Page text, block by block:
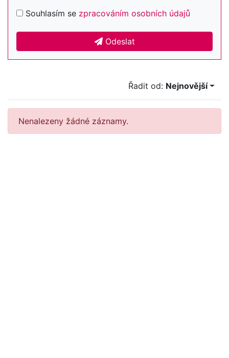
Souhlasím se zpracováním osobních údajů
Odeslat
Řadit od: Nejnovější
Nenalezeny žádné záznamy.